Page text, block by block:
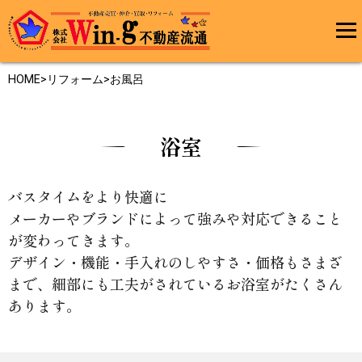
メインメ
HOME> リフォーム>お風呂
浴室
バスタイムをより快適に
メーカーやブランドによって強みや対応できること
が変わってきます。
デザイン・機能・手入れのしやすさ・価格もさまざ
まで、細部にも工夫がされているお浴室がたくさん
あります。